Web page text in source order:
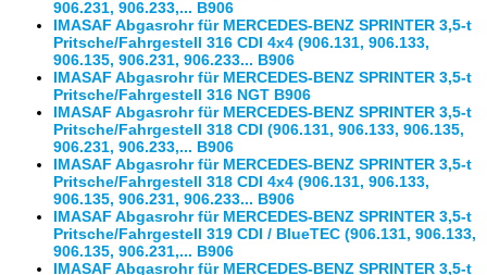
906.231, 906.233,... B906
IMASAF Abgasrohr für MERCEDES-BENZ SPRINTER 3,5-t
Pritsche/Fahrgestell 316 CDI 4x4 (906.131, 906.133,
906.135, 906.231, 906.233... B906
IMASAF Abgasrohr für MERCEDES-BENZ SPRINTER 3,5-t
Pritsche/Fahrgestell 316 NGT B906
IMASAF Abgasrohr für MERCEDES-BENZ SPRINTER 3,5-t
Pritsche/Fahrgestell 318 CDI (906.131, 906.133, 906.135,
906.231, 906.233,... B906
IMASAF Abgasrohr für MERCEDES-BENZ SPRINTER 3,5-t
Pritsche/Fahrgestell 318 CDI 4x4 (906.131, 906.133,
906.135, 906.231, 906.233... B906
IMASAF Abgasrohr für MERCEDES-BENZ SPRINTER 3,5-t
Pritsche/Fahrgestell 319 CDI / BlueTEC (906.131, 906.133,
906.135, 906.231,... B906
IMASAF Abgasrohr für MERCEDES-BENZ SPRINTER 3,5-t